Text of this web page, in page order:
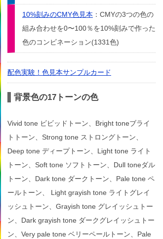
10%刻みのCMY色見本 ：CMYの3つの色の
組み合わせを0〜100％を10%刻みで作った
色のコンビネーション(1331色)
配色実験！色見本サンプルカード
背景色の17トーンの色
Vivid tone ビビッドトーン、Bright toneブライ
トトーン、Strong tone ストロングトーン、
Deep tone ディープトーン、Light tone ライト
トーン、Soft tone ソフトトーン、Dull toneダル
トーン、Dark tone ダークトーン、Pale tone ペ
ールトーン、 Light grayish tone ライトグレイ
ッシュトーン、Grayish tone グレイッシュトー
ン、Dark grayish tone ダークグレイッシュトー
ン、Very pale tone ベリーペールトーン、Pale